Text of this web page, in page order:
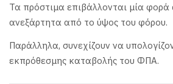
Τα πρόστιμα επιβάλλονται μία
ανεξάρτητα από το ύψος του φόρου.
Παράλληλα, συνεχίζουν να
εκπρόθεσμης καταβολής του ΦΠΑ.